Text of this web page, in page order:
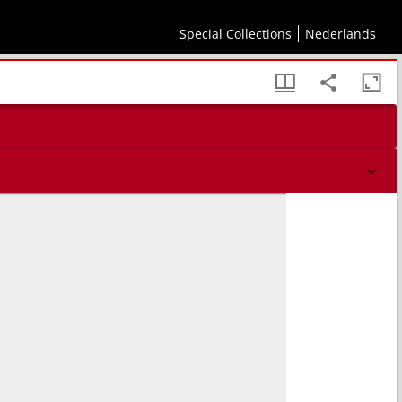
Special Collections Nederlands